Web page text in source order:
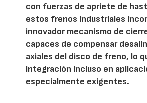
con fuerzas de apriete de
estos frenos industriales
innovador mecanismo de
capaces de compensar
axiales del disco de freno, lo
integración incluso en
especialmente exigentes.